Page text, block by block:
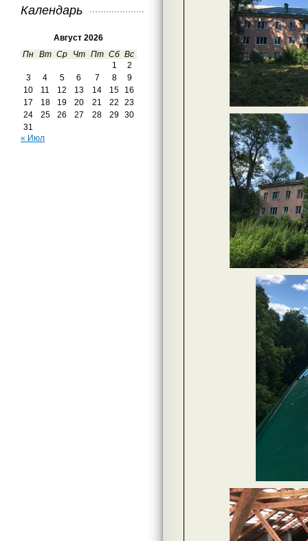
Календарь
Август 2026
Пн Вт Ср Чт Пт Сб Вс
1
2
3
4 5 6 7 8
9
10
11 12 13 14 15
16
17
18 19 20 21 22
23
24
25 26 27 28 29
30
31
« Июл